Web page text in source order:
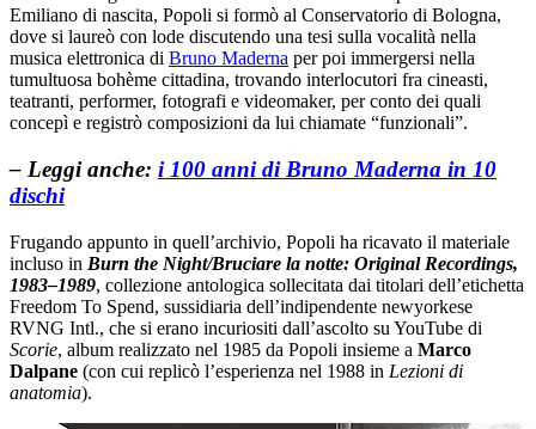
Emiliano di nascita, Popoli si formò al Conservatorio di Bologna,
dove si laureò con lode discutendo una tesi sulla vocalità nella
musica elettronica di Bruno Maderna per poi immergersi nella
tumultuosa bohème cittadina, trovando interlocutori fra cineasti,
teatranti, performer, fotografi e videomaker, per conto dei quali
concepì e registrò composizioni da lui chiamate “funzionali”.
– Leggi anche: i 100 anni di Bruno Maderna in 10
dischi
Frugando appunto in quell’archivio, Popoli ha ricavato il materiale
incluso in Burn the Night/Bruciare la notte: Original Recordings,
1983–1989, collezione antologica sollecitata dai titolari dell’etichetta
Freedom To Spend, sussidiaria dell’indipendente newyorkese
RVNG Intl., che si erano incuriositi dall’ascolto su YouTube di
Scorie, album realizzato nel 1985 da Popoli insieme a Marco
Dalpane (con cui replicò l’esperienza nel 1988 in Lezioni di
anatomia).